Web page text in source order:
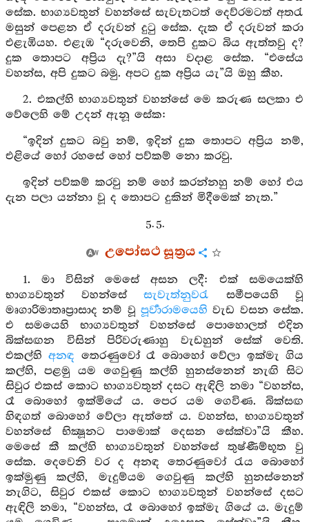
සේක. භාග්‍යවතුන් වහන්සේ සැවැතටත් දෙව්රමටත් අතරැ
මසුන් පෙළන ඒ දරුවන් දුටු සේක. දැක ඒ දරුවන් කරා
එළැඹියහ. එළැඹ “දරුවෙනි, තෙපි දුකට බිය ඇත්තවු ද?
දුක තොපට අප්‍රිය දැ?”යි අසා වදාළ සේක. “එසේය
වහන්ස, අපි දුකට බමු. අපට දුක අප්‍රිය යැ”යි ඔහු කීහ.
2. එකල්හි භාග්‍යවතුන් වහන්සේ මෙ කරුණ සලකා එ
වේලෙහි මේ උදන් ඇනූ සේක:
“ඉදින් දුකට බවු නම්, ඉදින් දුක තොපට අප්‍රිය නම්,
එළියේ හෝ රහසේ හෝ පව්කම් නො කරවු.
ඉදින් පව්කම් කරවු නම් හෝ කරන්නහු නම් හෝ එය
දැන පලා යන්නා වූ ද තොපට දුකින් මිදීමෙක් නැත.”
5. 5.
උපෝසථ සූත්‍රය
1. මා විසින් මෙසේ අසන ලදී: එක් සමයෙක්හි
භාග්‍යවතුන් වහන්සේ සැවැත්නුවරැ සමීපයෙහි වූ
මෘගාරිමාතෘප්‍රාසාද නම් වූ පූර්‍වාරාමයෙහි වැඩ වසන සේක.
එ සමයෙහි භාග්‍යවතුන් වහන්සේ පොහොලත් එදින
බික්සඟන විසින් පිරිවරුණාහු වැඩහුන් සේක් වෙති.
එකල්හිඅනඳ තෙරණුවෝ රෑ බොහෝ වේලා ඉක්මැ ගිය
කල්හි, පළමු යම ගෙවුණු කල්හි හුනස්නෙන් නැඟි සිට
සිවුර එකස් කොට භාග්‍යවතුන් දසට ඇඳිලි නමා “වහන්ස,
රෑ බොහෝ ඉක්මියේ ය. පෙර යම ගෙවිණ. බික්සඟ
හිඳගත් බොහෝ වේලා ඇත්තේ ය. වහන්ස, භාග්‍යවතුන්
වහන්සේ භික්‍ෂූනට පාමොක් දෙසන සේක්වා”යි කීහ.
මෙසේ කී කල්හි භාග්‍යවතුන් වහන්සේ තුෂ්ණීම්භූත වු
සේක. දෙවෙනි වර ද අනඳ තෙරණුවෝ රැය බොහෝ
ඉක්මුණු කල්හි, මැදුම්යම ගෙවුණු කල්හි හුනස්නෙන්
නැගිට, සිවුර එකස් කොට භාග්‍යවතුන් වහන්සේ දසට
ඇඳිලි නමා, “වහන්ස, රෑ බොහෝ ඉක්මැ ගියේ ය. මැදුම්